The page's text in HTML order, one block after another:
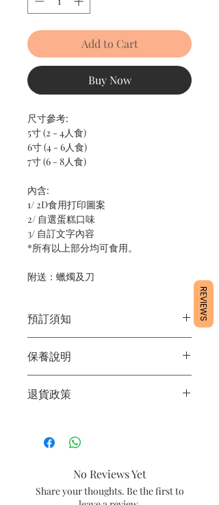
Add to Cart
Buy Now
尺寸參考:
5寸 (2 - 4人食)
6寸 (4 - 6人食)
7寸 (6 - 8人食)
內含:
1/ 2D食用打印圖案
2/ 自選蛋糕口味
3/ 自訂文字內容
*所有以上部分均可食用。
附送：蠟燭及刀
預訂須知
定日期取貨請提早10 - 14天前落單🤗
2/ 下單後24小時內會有專人電郵確認訂
單
3/ 取貨時需要出示確認訊息 或 訂單編
店】
6/ 送貨訂單：本店只提供營業時間內送
貨。運費請參考常見問題。
保養說明
2/ 運送時避免大力搖晃
退貨政策
作，不設退換。
No Reviews Yet
Share your thoughts. Be the first to
REVIEWS